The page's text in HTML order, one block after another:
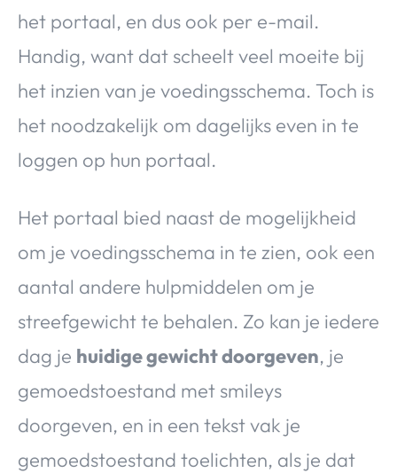
het portaal, en dus ook per e-mail.
Handig, want dat scheelt veel moeite bij
het inzien van je voedingsschema. Toch is
het noodzakelijk om dagelijks even in te
loggen op hun portaal.
Het portaal bied naast de mogelijkheid
om je voedingsschema in te zien, ook een
aantal andere hulpmiddelen om je
streefgewicht te behalen. Zo kan je iedere
dag je huidige gewicht doorgeven, je
gemoedstoestand met smileys
doorgeven, en in een tekst vak je
gemoedstoestand toelichten, als je dat